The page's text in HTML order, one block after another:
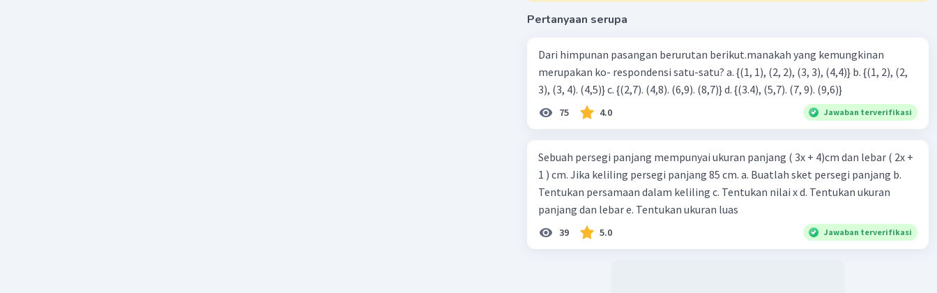
Pertanyaan serupa
Dari himpunan pasangan berurutan berikut.manakah yang kemungkinan
merupakan ko- respondensi satu-satu? a. {(1, 1), (2, 2), (3, 3), (4,4)} b. {(1, 2), (2,
3), (3, 4). (4,5)} c. {(2,7). (4,8). (6,9). (8,7)} d. {(3.4), (5,7). (7, 9). (9,6)}
75 4.0 Jawaban terverifikasi
Sebuah persegi panjang mempunyai ukuran panjang ( 3x + 4)cm dan lebar ( 2x +
1 ) cm. Jika keliling persegi panjang 85 cm. a. Buatlah sket persegi panjang b.
Tentukan persamaan dalam keliling c. Tentukan nilai x d. Tentukan ukuran
panjang dan lebar e. Tentukan ukuran luas
39 5.0 Jawaban terverifikasi